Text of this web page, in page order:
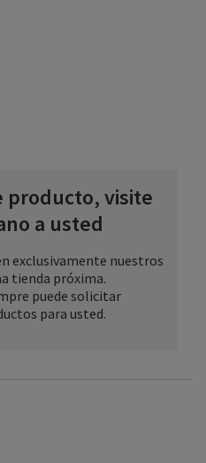
producto, visite
a usted
exclusivamente nuestros
tienda próxima.
puede solicitar
para usted.